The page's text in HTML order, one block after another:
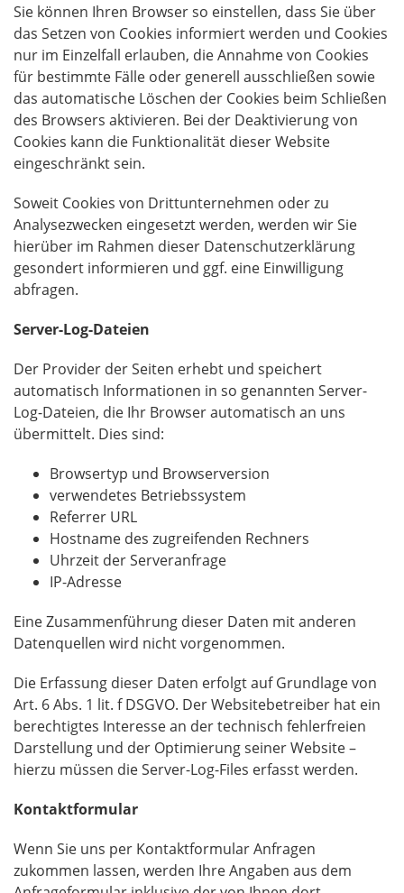
Sie können Ihren Browser so einstellen, dass Sie über
das Setzen von Cookies informiert werden und Cookies
nur im Einzelfall erlauben, die Annahme von Cookies
für bestimmte Fälle oder generell ausschließen sowie
das automatische Löschen der Cookies beim Schließen
des Browsers aktivieren. Bei der Deaktivierung von
Cookies kann die Funktionalität dieser Website
eingeschränkt sein.
Soweit Cookies von Drittunternehmen oder zu
Analysezwecken eingesetzt werden, werden wir Sie
hierüber im Rahmen dieser Datenschutzerklärung
gesondert informieren und ggf. eine Einwilligung
abfragen.
Server-Log-Dateien
Der Provider der Seiten erhebt und speichert
automatisch Informationen in so genannten Server-
Log-Dateien, die Ihr Browser automatisch an uns
übermittelt. Dies sind:
Browsertyp und Browserversion
verwendetes Betriebssystem
Referrer URL
Hostname des zugreifenden Rechners
Uhrzeit der Serveranfrage
IP-Adresse
Eine Zusammenführung dieser Daten mit anderen
Datenquellen wird nicht vorgenommen.
Die Erfassung dieser Daten erfolgt auf Grundlage von
Art. 6 Abs. 1 lit. f DSGVO. Der Websitebetreiber hat ein
berechtigtes Interesse an der technisch fehlerfreien
Darstellung und der Optimierung seiner Website –
hierzu müssen die Server-Log-Files erfasst werden.
Kontaktformular
Wenn Sie uns per Kontaktformular Anfragen
zukommen lassen, werden Ihre Angaben aus dem